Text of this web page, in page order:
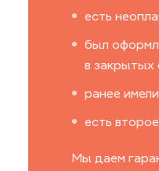
есть
был
в закрытых
ранее
есть
Мы даем